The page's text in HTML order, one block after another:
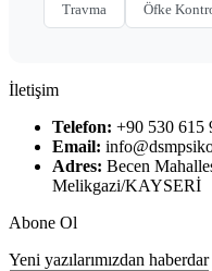
Travma Öfke
İletişim
Telefon: +90 530 615
Email:
Adres: Becen
Melikgazi/KAYSERİ
Abone Ol
Yeni yazılarımızdan